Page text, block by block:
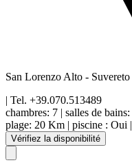
San Lorenzo Alto - Suvereto
| Tel. +39.070.513489
chambres: 7 | salles de bains:
plage: 20 Km | piscine : Oui |
Vérifiez la disponibilité